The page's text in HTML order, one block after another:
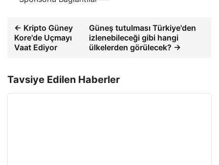
← Kripto Güney
Kore'de Uçmayı
Vaat Ediyor
Güneş tutulması Türkiye'den
izlenebileceği gibi hangi
ülkelerden görülecek? →
Tavsiye Edilen Haberler